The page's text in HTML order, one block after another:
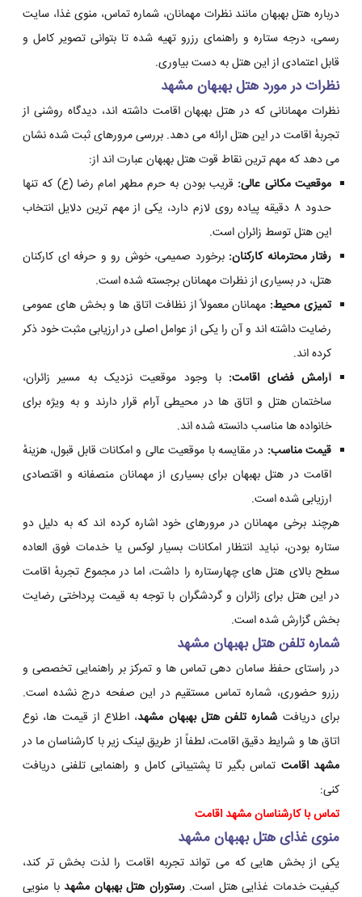
درباره هتل بهبهان مانند نظرات مهمانان، شماره تماس، منوی غذا، سایت
رسمی، درجه ستاره و راهنمای رزرو تهیه شده تا بتوانی تصویر کامل و
قابل اعتمادی از این هتل به دست بیاوری.
نظرات در مورد هتل بهبهان مشهد
نظرات مهمانانی که در هتل بهبهان اقامت داشته اند، دیدگاه روشنی از
تجربهٔ اقامت در این هتل ارائه می دهد. بررسی مرورهای ثبت شده نشان
می دهد که مهم ترین نقاط قوت هتل بهبهان عبارت اند از:
موقعیت مکانی عالی: قریب بودن به حرم مطهر امام رضا (ع) که تنها
حدود ۸ دقیقه پیاده روی لازم دارد، یکی از مهم ترین دلایل انتخاب
این هتل توسط زائران است.
رفتار محترمانه کارکنان: برخورد صمیمی، خوش رو و حرفه ای کارکنان
هتل، در بسیاری از نظرات مهمانان برجسته شده است.
تمیزی محیط: مهمانان معمولاً از نظافت اتاق ها و بخش های عمومی
رضایت داشته اند و آن را یکی از عوامل اصلی در ارزیابی مثبت خود ذکر
کرده اند.
آرامش فضای اقامت: با وجود موقعیت نزدیک به مسیر زائران،
ساختمان هتل و اتاق ها در محیطی آرام قرار دارند و به ویژه برای
خانواده ها مناسب دانسته شده اند.
قیمت مناسب: در مقایسه با موقعیت عالی و امکانات قابل قبول، هزینهٔ
اقامت در هتل بهبهان برای بسیاری از مهمانان منصفانه و اقتصادی
ارزیابی شده است.
هرچند برخی مهمانان در مرورهای خود اشاره کرده اند که به دلیل دو
ستاره بودن، نباید انتظار امکانات بسیار لوکس یا خدمات فوق العاده
سطح بالای هتل های چهارستاره را داشت، اما در مجموع تجربهٔ اقامت
در این هتل برای زائران و گردشگران با توجه به قیمت پرداختی رضایت
بخش گزارش شده است.
شماره تلفن هتل بهبهان مشهد
در راستای حفظ سامان دهی تماس ها و تمرکز بر راهنمایی تخصصی و
رزرو حضوری، شماره تماس مستقیم در این صفحه درج نشده است.
برای دریافت شماره تلفن هتل بهبهان مشهد، اطلاع از قیمت ها، نوع
اتاق ها و شرایط دقیق اقامت، لطفاً از طریق لینک زیر با کارشناسان ما در
مشهد اقامت تماس بگیر تا پشتیبانی کامل و راهنمایی تلفنی دریافت
کنی:
تماس با کارشناسان مشهد اقامت
منوی غذای هتل بهبهان مشهد
یکی از بخش هایی که می تواند تجربه اقامت را لذت بخش تر کند،
کیفیت خدمات غذایی هتل است.رستوران هتل بهبهان مشهد با منویی